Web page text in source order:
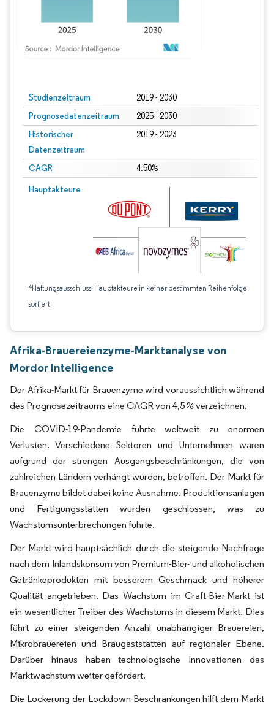
Studienzeitraum 2019 - 2030
Prognosedatenzeitraum 2025 - 2030
Historischer
Datenzeitraum
2019 - 2023
CAGR 4.50%
Hauptakteure
*Haftungsausschluss: Hauptakteure in keiner bestimmten Reihenfolge
sortiert
Afrika-Brauereienzyme-Marktanalyse von
Mordor Intelligence
Der Afrika-Markt für Brauenzyme wird voraussichtlich während
des Prognosezeitraums eine CAGR von 4,5 % verzeichnen.
Die COVID-19-Pandemie führte weltweit zu enormen
Verlusten. Verschiedene Sektoren und Unternehmen waren
aufgrund der strengen Ausgangsbeschränkungen, die von
zahlreichen Ländern verhängt wurden, betroffen. Der Markt für
Brauenzyme bildet dabei keine Ausnahme. Produktionsanlagen
und Fertigungsstätten wurden geschlossen, was zu
Wachstumsunterbrechungen führte.
Der Markt wird hauptsächlich durch die steigende Nachfrage
nach dem Inlandskonsum von Premium-Bier- und alkoholischen
Getränkeprodukten mit besserem Geschmack und höherer
Qualität angetrieben. Das Wachstum im Craft-Bier-Markt ist
ein wesentlicher Treiber des Wachstums in diesem Markt. Dies
führt zu einer steigenden Anzahl unabhängiger Brauereien,
Mikrobrauereien und Braugaststätten auf regionaler Ebene.
Darüber hinaus haben technologische Innovationen das
Marktwachstum weiter gefördert.
Die Lockerung der Lockdown-Beschränkungen hilft dem Markt